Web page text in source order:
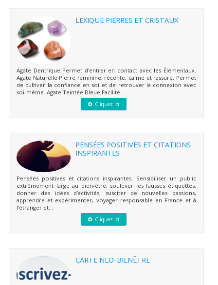
LEXIQUE PIERRES ET CRISTAUX
Agate Dentrique Permet d'entrer en contact avec les Élémentaux.
Agate Naturelle Pierre féminine, récente, calme et rassure. Permet
de cultiver la confiance en soi et de retrouver la connexion avec
soi-même. Agate Teintée Bleue Facilite...
Cliquez ici
PENSÉES POSITIVES ET CITATIONS
INSPIRANTES
Pensées positives et citations inspirantes. Sensibiliser un public
extrêmement large au bien-être, soulever les fausses étiquettes,
donner des idées d’activités, susciter de nouvelles passions,
apprendre et expérimenter, voyager responsable en France et à
l’étranger et...
Cliquez ici
CARTE NEO-BIENÊTRE